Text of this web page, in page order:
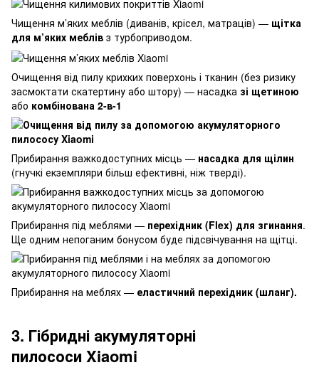
Чищення м’яких меблів (диванів, крісел, матраців) — щітка
для м’яких меблів з турбоприводом.
Очищення від пилу крихких поверхонь і тканин (без ризику
засмоктати скатертину або штору) — насадка зі щетиною
або комбінована 2-в-1
Прибирання важкодоступних місць — насадка для щілин
(гнучкі екземпляри більш ефективні, ніж тверді).
Прибирання під меблями — перехідник (Flex) для згинання.
Ще одним непоганим бонусом буде підсвічування на щітці.
Прибирання на меблях — еластичний перехідник (шланг).
3. Гібридні акумуляторні
пилососи Xiaomi